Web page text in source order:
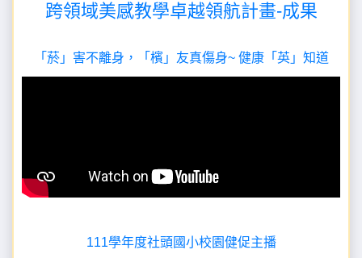
跨領域美感教學卓越領航計畫-成果
「菸」害不離身，「檳」友真傷身~ 健康「英」知道
111學年度社頭國小校園健促主播